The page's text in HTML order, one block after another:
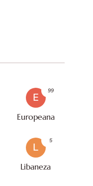
E
Europeana
99
L
Libaneza
5